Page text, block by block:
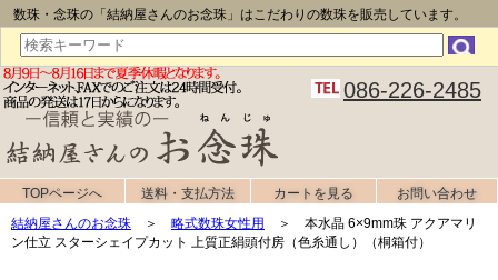
数珠・念珠の「結納屋さんのお念珠」はこだわりの数珠を販売しています。
086-226-2485
TOPページへ 送料・支払方法 カートを見る
お問い合わせ
結納屋さんのお念珠 ＞ 略式数珠女性用
＞ 本水晶 6×9mm珠 アクアマリ
ン仕立 スターシェイプカット 上質正絹頭付房（色糸通し）（桐箱付）